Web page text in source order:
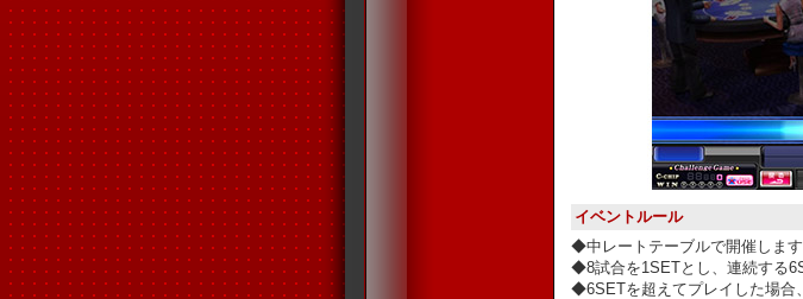
イベントルール
◆中レートテーブルで開催します
◆8試合を1SETとし、連続する
◆6SETを超えてプレイした場合